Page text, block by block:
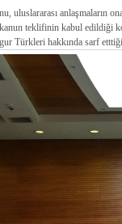
uluslararası anlaşmaların
kanun teklifinin kabul edildiği
Türkleri hakkında sarf